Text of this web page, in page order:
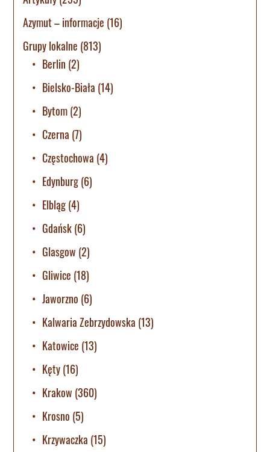
Azymut – informacje (16)
Grupy lokalne (813)
Berlin (2)
Bielsko-Biała (14)
Bytom(2)
Czerna (7)
Częstochowa (4)
Edynburg(6)
Elbląg(4)
Gdańsk(6)
Glasgow (2)
Gliwice (18)
Jaworzno (6)
Kalwaria Zebrzydowska (13)
Katowice (13)
Kęty(16)
Krakow (360)
Krosno (5)
Krzywaczka (15)